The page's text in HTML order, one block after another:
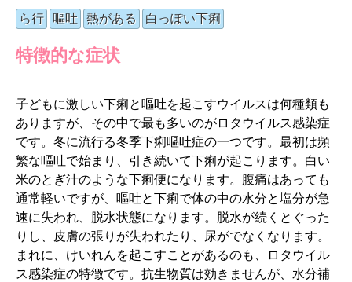
ら行 嘔吐 熱がある 白っぽい下痢
特徴的な症状
子どもに激しい下痢と嘔吐を起こすウイルスは何種類も
ありますが、その中で最も多いのがロタウイルス感染症
です。冬に流行る冬季下痢嘔吐症の一つです。最初は頻
繁な嘔吐で始まり、引き続いて下痢が起こります。白い
米のとぎ汁のような下痢便になります。腹痛はあっても
通常軽いですが、嘔吐と下痢で体の中の水分と塩分が急
速に失われ、脱水状態になります。脱水が続くとぐった
りし、皮膚の張りが失われたり、尿がでなくなります。
まれに、けいれんを起こすことがあるのも、ロタウイル
ス感染症の特徴です。抗生物質は効きませんが、水分補